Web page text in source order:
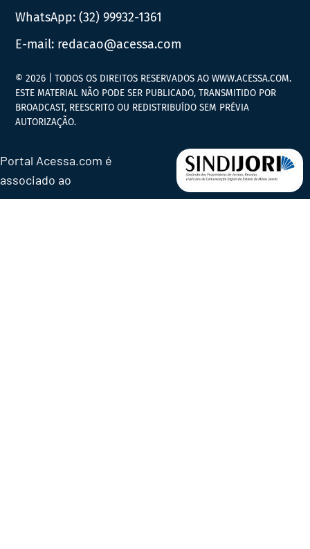
WhatsApp:(32) 99932-1361
E-mail: redacao@acessa.com
© 2026 | TODOS OS DIREITOS RESERVADOS AO WWW.ACESSA.COM.
ESTE MATERIAL NÃO PODE SER PUBLICADO, TRANSMITIDO POR
BROADCAST, REESCRITO OU REDISTRIBUÍDO SEM PRÉVIA
AUTORIZAÇÃO.
Portal Acessa.com é
associado ao